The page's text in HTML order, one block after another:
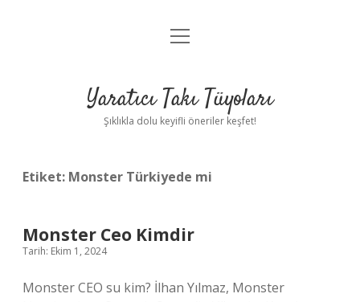
Anasayfa
Yasal Uyarı
menüyü
Yaratıcı Takı Tüyoları
Şıklıkla dolu keyifli öneriler keşfet!
Etiket: Monster Türkiyede mi
Monster Ceo Kimdir
Tarih: Ekim 1, 2024
Monster CEO su kim? İlhan Yılmaz, Monster